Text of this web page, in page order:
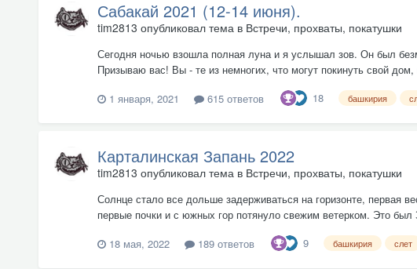
Сабакай 2021 (12-14 июня).
tim2813 опубликовал тема в Встречи, прохваты, покатушки
Сегодня ночью взошла полная луна и я услышал зов. Он был
Призываю вас! Вы - те из немногих, что могут покинуть свой
1 января, 2021
615 ответов 18 башкирия
Карталинская Запань 2022
tim2813 опубликовал тема в Встречи, прохваты, покатушки
Солнце стало все дольше задерживаться на горизонте, первая
первые почки и с южных гор потянуло свежим ветерком. Это
18 мая, 2022
189 ответов 9 башкирия слет